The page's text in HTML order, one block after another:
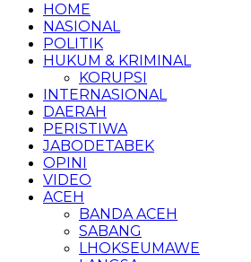
HOME
NASIONAL
POLITIK
HUKUM & KRIMINAL
KORUPSI
INTERNASIONAL
DAERAH
PERISTIWA
JABODETABEK
OPINI
VIDEO
ACEH
BANDA ACEH
SABANG
LHOKSEUMAWE